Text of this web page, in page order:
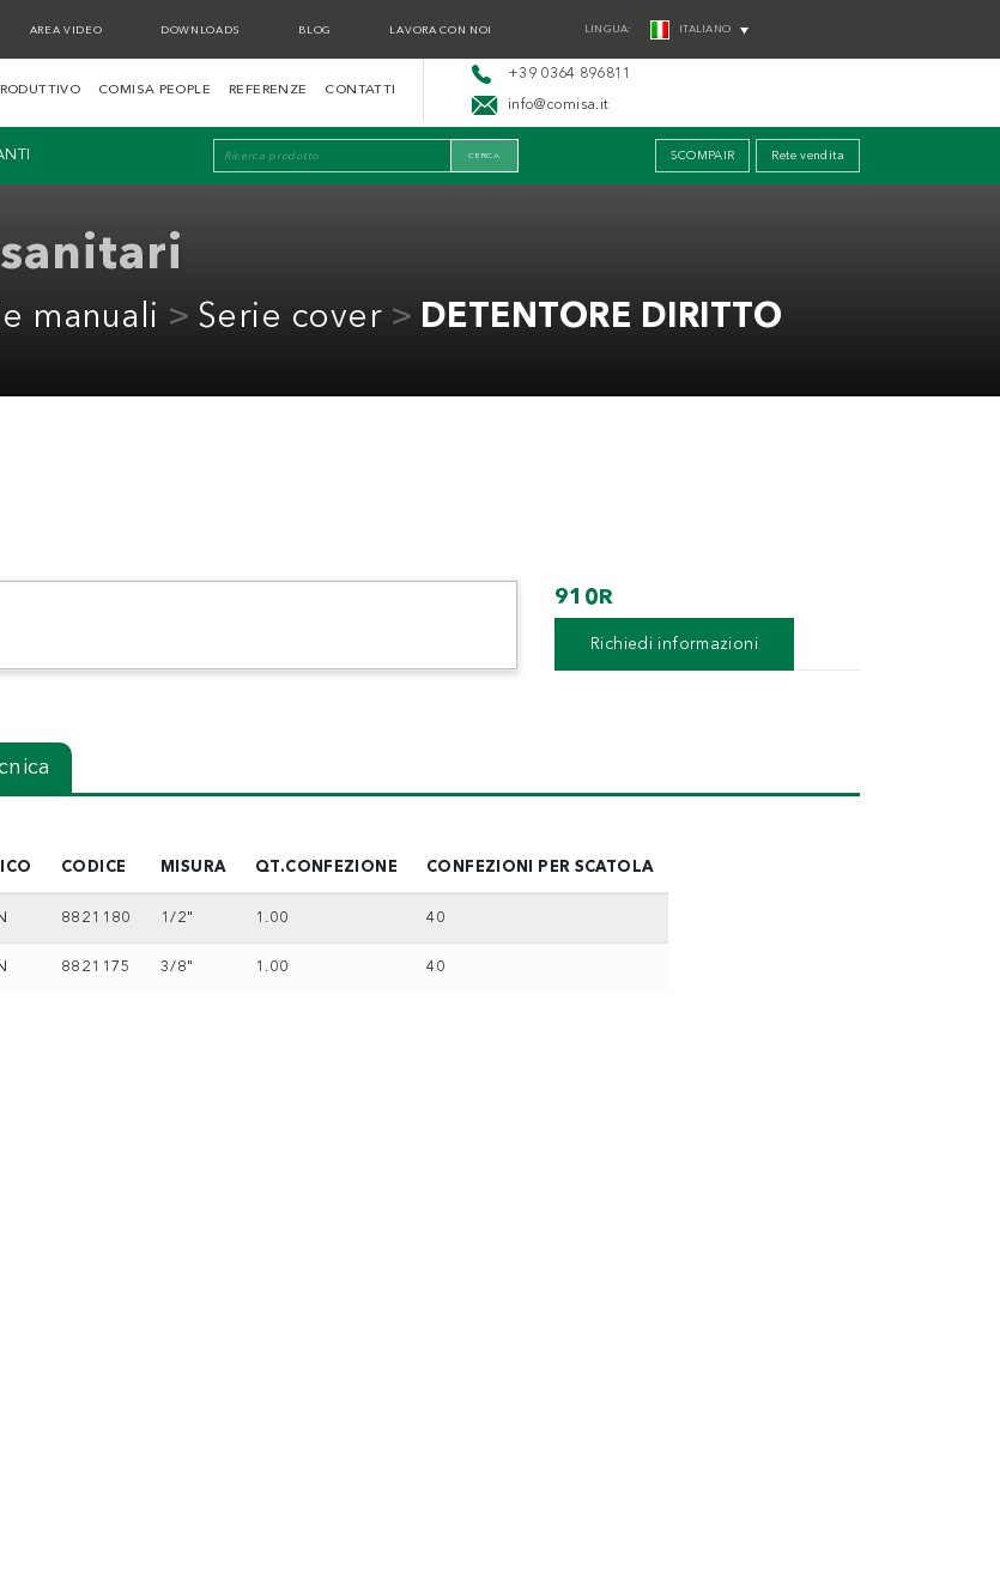
AREA VIDEO DOWNLOADS BLOG LAVORA CON NOI LINGUA: ITALIANO
COMISA PEOPLE REFERENZE CONTATTI
+39 0364 896811
info@comisa.it
SCOMPAIR Rete vendita
manuali Serie cover DETENTORE DIRITTO
910R
Richiedi informazioni
CODICE MISURA QT.CONFEZIONE CONFEZIONI PER SCATOLA
8821180 1/2" 1.00 40
8821175 3/8" 1.00 40